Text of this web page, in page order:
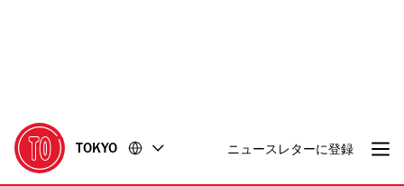
に
移
動
移
動
TOKYO ニュースレターに登録